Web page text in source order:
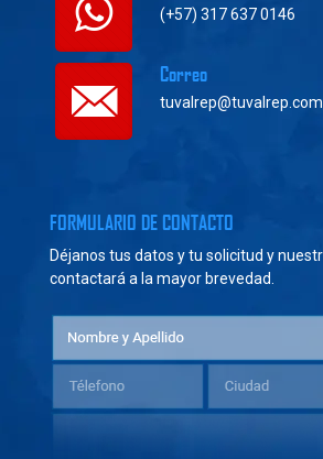
(+57) 317 637 0146
Correo
FORMULARIO DE CONTACTO
Déjanos tus datos y tu solicitud y
contactará a la mayor brevedad.